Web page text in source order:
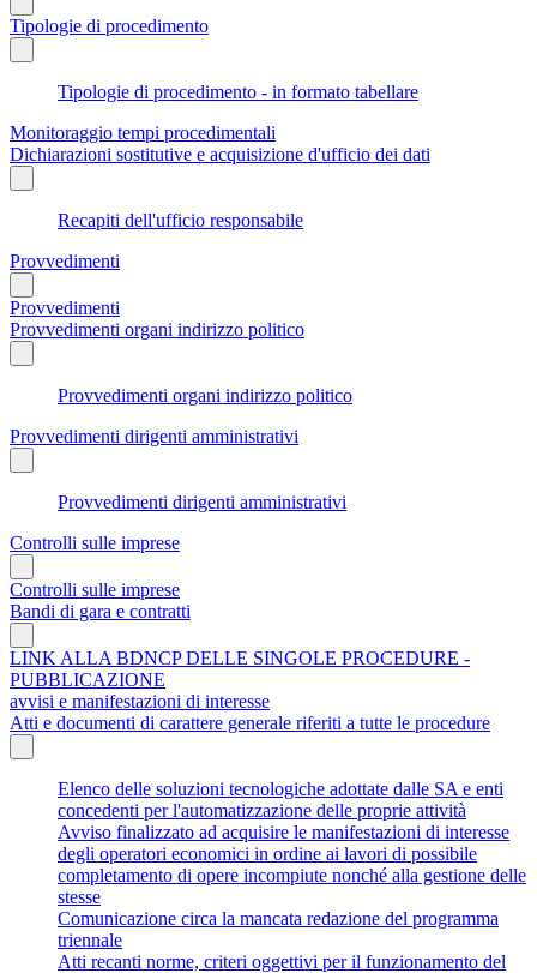
Tipologie di procedimento
Tipologie di procedimento - in formato tabellare
Monitoraggio tempi procedimentali
Dichiarazioni sostitutive e acquisizione d'ufficio dei dati
Recapiti dell'ufficio responsabile
Provvedimenti
Provvedimenti
Provvedimenti organi indirizzo politico
Provvedimenti organi indirizzo politico
Provvedimenti dirigenti amministrativi
Provvedimenti dirigenti amministrativi
Controlli sulle imprese
Controlli sulle imprese
Bandi di gara e contratti
LINK ALLA BDNCP DELLE SINGOLE PROCEDURE -
PUBBLICAZIONE
avvisi e manifestazioni di interesse
Atti e documenti di carattere generale riferiti a tutte le procedure
Elenco delle soluzioni tecnologiche adottate dalle SA e enti
concedenti per l'automatizzazione delle proprie attività
Avviso finalizzato ad acquisire le manifestazioni di interesse
degli operatori economici in ordine ai lavori di possibile
completamento di opere incompiute nonché alla gestione delle
stesse
Comunicazione circa la mancata redazione del programma
triennale
Atti recanti norme, criteri oggettivi per il funzionamento del